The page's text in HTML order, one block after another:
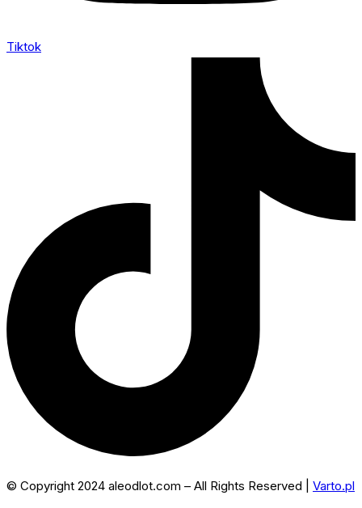
Tiktok
© Copyright 2024 aleodlot.com – All Rights Reserved | Varto.pl